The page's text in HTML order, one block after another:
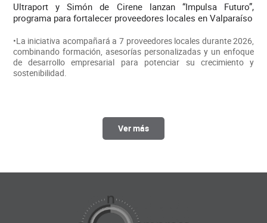
Ultraport y Simón de Cirene lanzan “Impulsa Futuro”,
programa para fortalecer proveedores locales en Valparaíso
•La iniciativa acompañará a 7 proveedores locales durante 2026,
combinando formación, asesorías personalizadas y un enfoque
de desarrollo empresarial para potenciar su crecimiento y
sostenibilidad.
Ver más